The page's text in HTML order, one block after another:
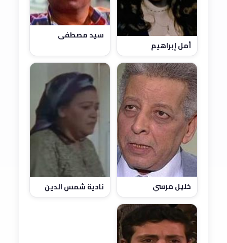
أمل إبراهيم
سيد مصطفى
خليل مرسي نادية شمس الدين